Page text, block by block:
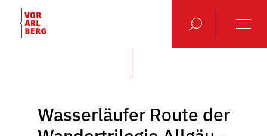
Wasserläufer Route der